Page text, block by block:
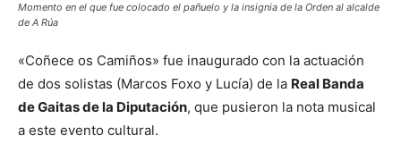
Momento en el que fue colocado el pañuelo y la insignia de la Orden al alcalde
de A Rúa
«Coñece os Camiños» fue inaugurado con la actuación
de dos solistas (Marcos Foxo y Lucía) de la Real Banda
de Gaitas de la Diputación, que pusieron la nota musical
a este evento cultural.